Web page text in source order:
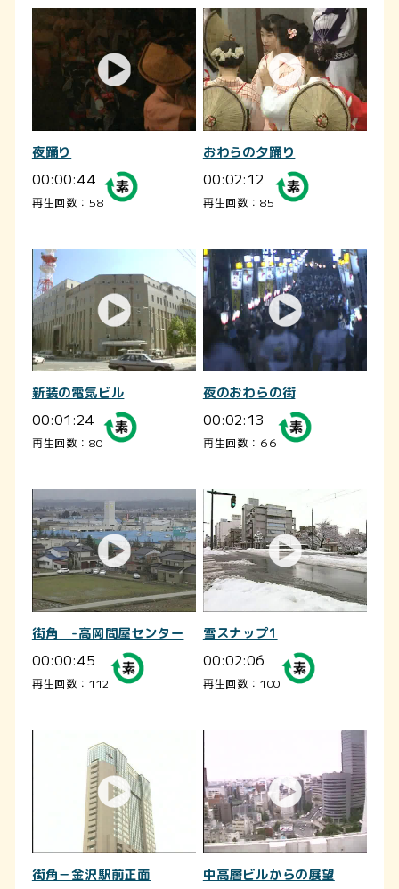
夜踊り
00:00:44
再生回数：58
おわらの夕踊り
00:02:12
再生回数：85
新装の電気ビル
00:01:24
再生回数：80
夜のおわらの街
00:02:13
再生回数：66
街角 -高岡問屋センター
00:00:45
再生回数：112
雪スナップ1
00:02:06
再生回数：100
街角－金沢駅前正面 中高層ビルからの展望